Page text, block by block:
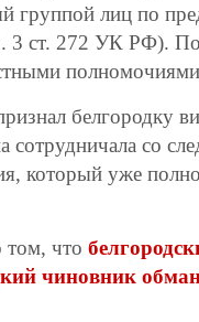
лиц по
3 ст. 272 УК РФ).
сотрудничала со
который уже
том, что
чиновник